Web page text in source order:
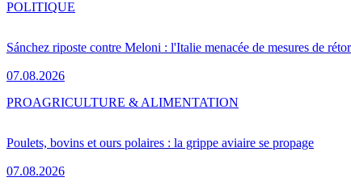
Sánchez riposte contre Meloni : l'Italie menacée de mesures de
07.08.2026
POLITIQUE
Poulets, bovins et ours polaires : la grippe aviaire se propage
07.08.2026
PROAGRICULTURE & ALIMENTATION